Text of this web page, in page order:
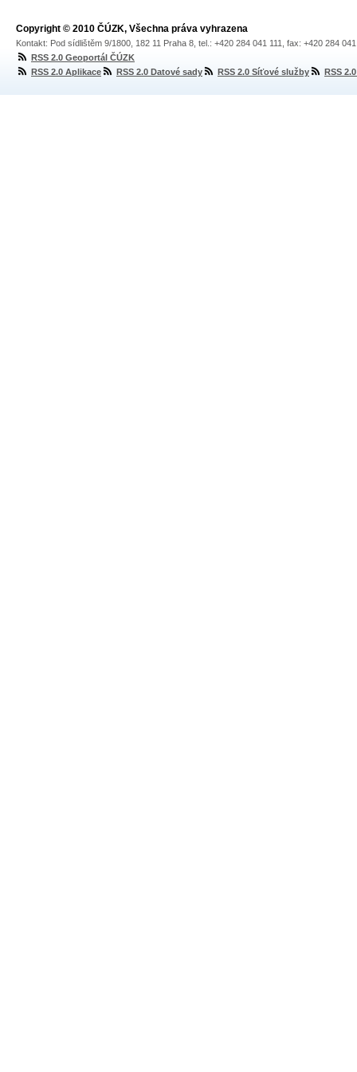
Copyright © 2010 ČÚZK, Všechna práva vyhrazena
Kontakt: Pod sídlištěm 9/1800, 182 11 Praha 8, tel.: +420 284 041 111, fax: +420 284
RSS 2.0 Geoportál ČÚZK
RSS 2.0 Aplikace
RSS 2.0 Datové sady RSS 2.0 Síťové služby RSS